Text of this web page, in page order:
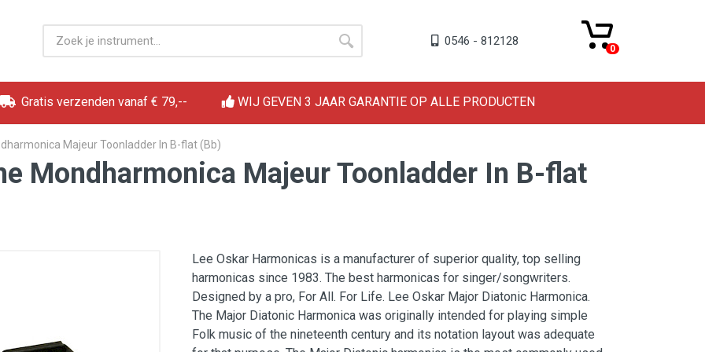
0546 - 812128
0
Gratis verzenden vanaf € 79,-- WIJ GEVEN 3 JAAR GARANTIE OP ALLE PRODUCTEN
Majeur Toonladder In B-flat (Bb)
Mondharmonica Majeur Toonladder In B-flat
Lee Oskar Harmonicas is a manufacturer of superior quality, top selling
harmonicas since 1983. The best harmonicas for singer/songwriters.
Designed by a pro, For All. For Life. Lee Oskar Major Diatonic Harmonica.
The Major Diatonic Harmonica was originally intended for playing simple
Folk music of the nineteenth century and its notation layout was adequate